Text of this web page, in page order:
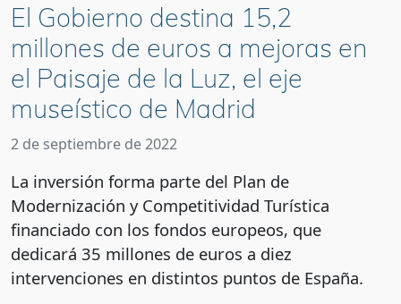
El Gobierno destina 15,2
millones de euros a mejoras en
el Paisaje de la Luz, el eje
museístico de Madrid
2 de septiembre de 2022
La inversión forma parte del Plan de
Modernización y Competitividad Turística
financiado con los fondos europeos, que
dedicará 35 millones de euros a diez
intervenciones en distintos puntos de España.